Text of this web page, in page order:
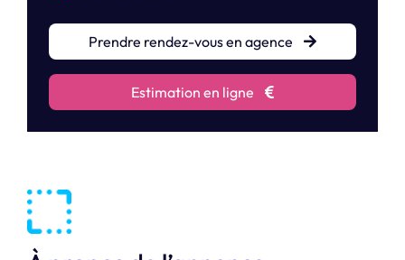
Prendre rendez-vous en agence
Estimation en ligne